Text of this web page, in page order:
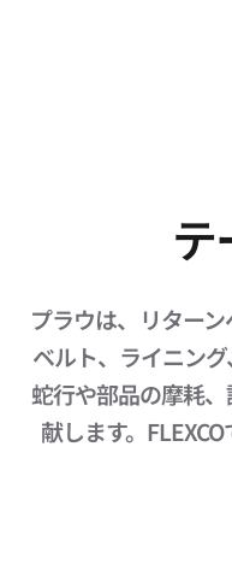
テ
プラウは、リター
ベルト、ライニン
蛇行や部品の摩耗
献します。